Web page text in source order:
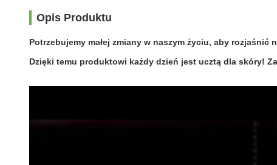
Opis Produktu
Potrzebujemy małej zmiany w naszym życiu, aby
Dzięki temu produktowi każdy dzień jest ucztą dla skóry!